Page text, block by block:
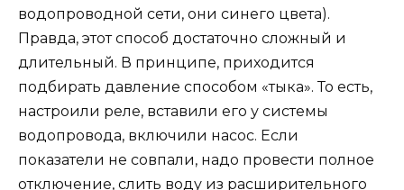
водопроводной сети, они синего цвета).
Правда, этот способ достаточно сложный и
длительный. В принципе, приходится
подбирать давление способом «тыка». То есть,
настроили реле, вставили его у системы
водопровода, включили насос. Если
показатели не совпали, надо провести полное
отключение, слить воду из расширительного